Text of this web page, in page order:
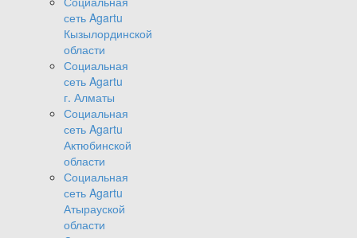
сеть Agartu
Кызылординской
области
Социальная
сеть Agartu
г. Алматы
Социальная
сеть Agartu
Актюбинской
области
Социальная
сеть Agartu
Атырауской
области